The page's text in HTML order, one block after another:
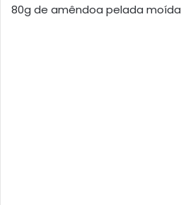
80g de amêndoa pelada moída